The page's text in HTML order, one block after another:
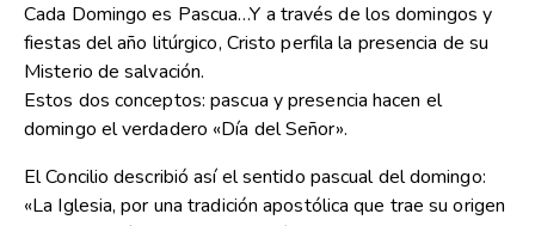
Cada Domingo es Pascua…Y a través de los domingos y
fiestas del año litúrgico, Cristo perfila la presencia de su
Misterio de salvación.
Estos dos conceptos: pascua y presencia hacen el
domingo el verdadero «Día del Señor».
El Concilio describió así el sentido pascual del domingo:
«La Iglesia, por una tradición apostólica que trae su origen